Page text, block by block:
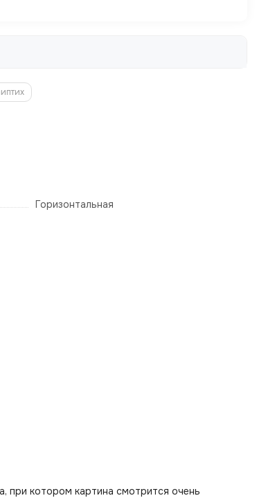
Горизонтальная
при котором картина смотрится очень